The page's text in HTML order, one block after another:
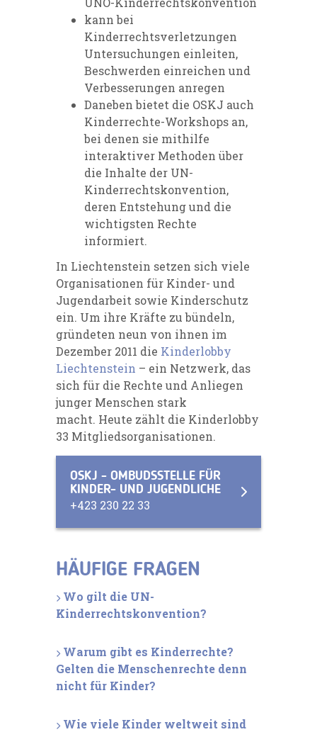
kann bei
Kinderrechtsverletzungen
Untersuchungen einleiten,
Beschwerden einreichen und
Verbesserungen anregen
Daneben bietet die OSKJ auch
Kinderrechte-Workshops an,
bei denen sie mithilfe
interaktiver Methoden über
die Inhalte der UN-
Kinderrechtskonvention,
deren Entstehung und die
wichtigsten Rechte
informiert.
In Liechtenstein setzen sich viele
Organisationen für Kinder- und
Jugendarbeit sowie Kinderschutz
ein. Um ihre Kräfte zu bündeln,
gründeten neun von ihnen im
Dezember 2011 die Kinderlobby
Liechtenstein – ein Netzwerk, das
sich für die Rechte und Anliegen
junger Menschen stark
macht. Heute zählt die Kinderlobby
33 Mitgliedsorganisationen.
OSKJ - OMBUDSSTELLE FÜR
KINDER- UND JUGENDLICHE
+423 230 22 33
HÄUFIGE FRAGEN
Wo gilt die UN-
Kinderrechtskonvention?
Warum gibt es Kinderrechte?
Gelten die Menschenrechte denn
nicht für Kinder?
Wie viele Kinder weltweit sind